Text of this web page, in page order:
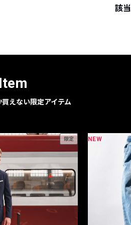
該
えない限定アイテム
限定 NEW